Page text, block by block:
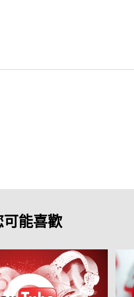
可能喜歡